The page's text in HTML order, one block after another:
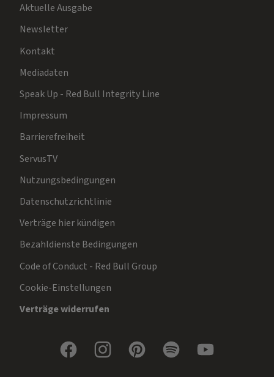
Aktuelle Ausgabe
Newsletter
Kontakt
Mediadaten
Speak Up - Red Bull Integrity Line
Impressum
Barrierefreiheit
ServusTV
Nutzungsbedingungen
Datenschutzrichtlinie
Verträge hier kündigen
Bezahldienste Bedingungen
Code of Conduct - Red Bull Group
Cookie-Einstellungen
Verträge widerrufen